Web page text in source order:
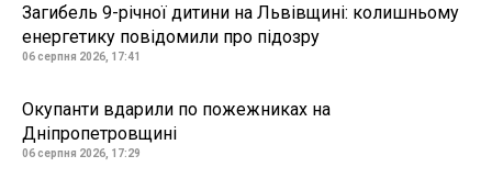
Загибель 9-річної дитини на Львівщині: колишньому
енергетику повідомили про підозру
06 серпня 2026, 17:41
Окупанти вдарили по пожежниках на
Дніпропетровщині
06 серпня 2026, 17:29